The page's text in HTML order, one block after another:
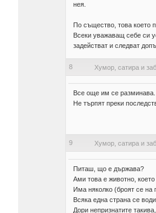
нея.
По същество, това което
Всеки уважаващ себе си
задействат и следват
8 Хумор, сатира и
Все още им се разминава.
Не търпят преки
9 Хумор, сатира и
Питаш, що е държава?
Ами това е животно, което
Има няколко (броят се на
Всяка една страна се
Дори непризнатите